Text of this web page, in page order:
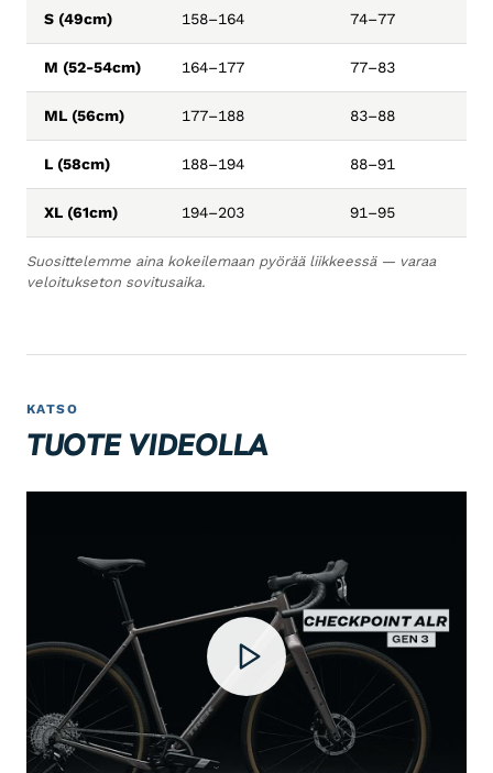
S (49cm) 158–164 74–77
M (52-54cm) 164–177 77–83
ML (56cm) 177–188 83–88
L (58cm) 188–194 88–91
XL (61cm) 194–203 91–95
Suosittelemme aina kokeilemaan pyörää liikkeessä — varaa
veloitukseton sovitusaika.
KATSO
TUOTE VIDEOLLA